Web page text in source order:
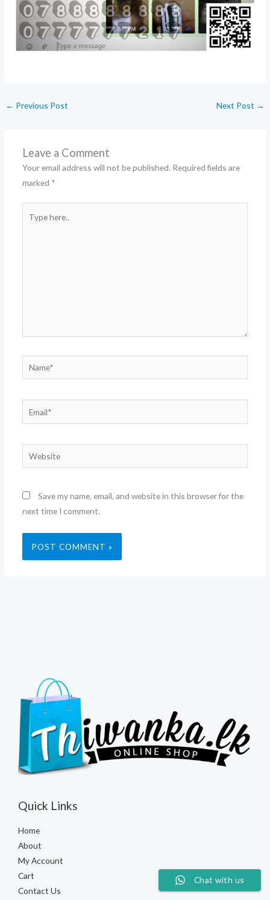
← Previous Post Next Post →
Leave a Comment
Your email address will not be published. Required fields are
marked *
here..
Name*
Website
Save my name, email, and website in this browser for the
next time I comment.
Quick Links
Home
About
My Account
Cart
Contact Us
Chat with us